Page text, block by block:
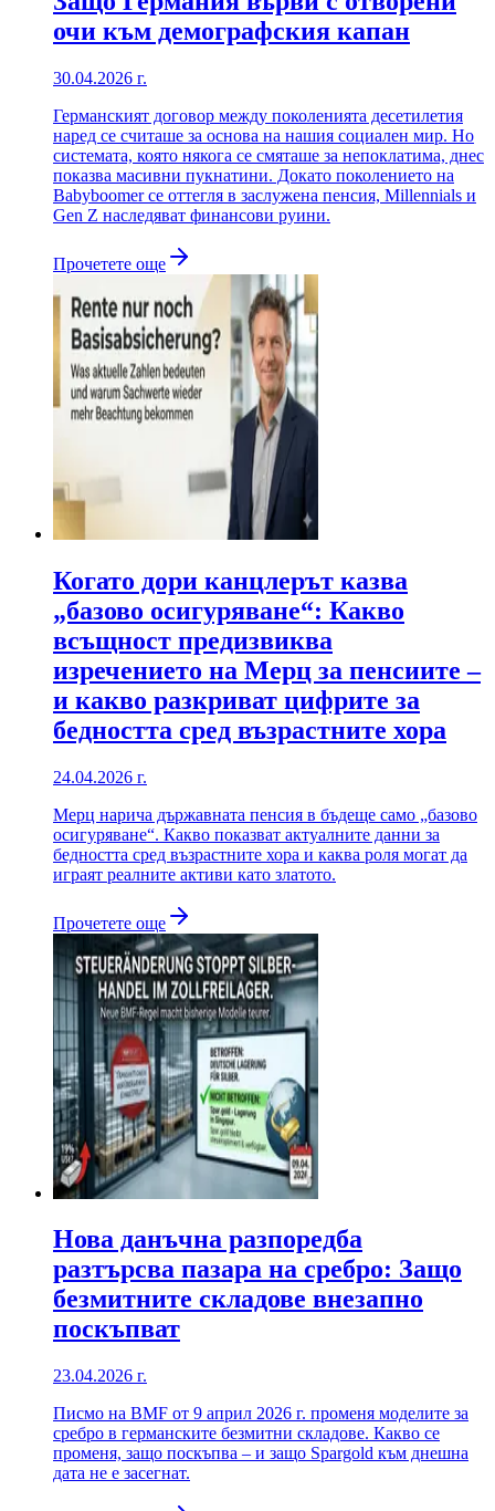
очи към демографския капан
30.04.2026 г.
Германският договор между поколенията десетилетия
наред се считаше за основа на нашия социален мир. Но
системата, която някога се смяташе за непоклатима, днес
показва масивни пукнатини. Докато поколението на
Babyboomer се оттегля в заслужена пенсия, Millennials и
Gen Z наследяват финансови руини.
Прочетете още
Когато дори канцлерът казва
„базово осигуряване“: Какво
всъщност предизвиква
изречението на Мерц за пенсиите –
и какво разкриват цифрите за
бедността сред възрастните хора
24.04.2026 г.
Мерц нарича държавната пенсия в бъдеще само „базово
осигуряване“. Какво показват актуалните данни за
бедността сред възрастните хора и каква роля могат да
играят реалните активи като златото.
Прочетете още
Нова данъчна разпоредба
разтърсва пазара на сребро: Защо
безмитните складове внезапно
поскъпват
23.04.2026 г.
Писмо на BMF от 9 април 2026 г. променя моделите за
сребро в германските безмитни складове. Какво се
променя, защо поскъпва – и защо Spargold към днешна
дата не е засегнат.